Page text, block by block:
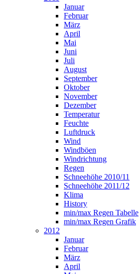
Januar
Februar
März
April
Mai
Juni
Juli
August
September
Oktober
November
Dezember
Temperatur
Feuchte
Luftdruck
Wind
Windböen
Windrichtung
Regen
Schneehöhe 2010/11
Schneehöhe 2011/12
Klima
History
min/max Regen Tabelle
min/max Regen Grafik
2012
Januar
Februar
März
April